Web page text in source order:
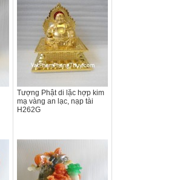
Tượng Phật di lặc hợp kim
mạ vàng an lạc, nạp tài
H262G